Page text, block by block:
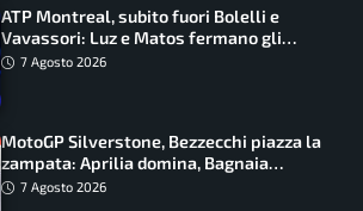
ATP Montreal, subito fuori Bolelli e
Vavassori: Luz e Matos fermano gli
azzurri
7 Agosto 2026
MotoGP Silverstone, Bezzecchi piazza la
zampata: Aprilia domina, Bagnaia
costretto al Q1
7 Agosto 2026